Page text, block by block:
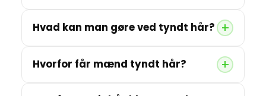
Hvad kan man gøre ved tyndt hår?
Hvorfor får mænd tyndt hår?